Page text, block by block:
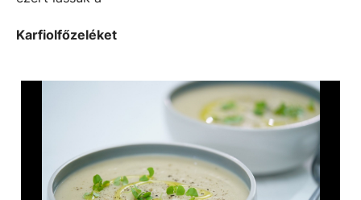
Karfiolfőzeléket